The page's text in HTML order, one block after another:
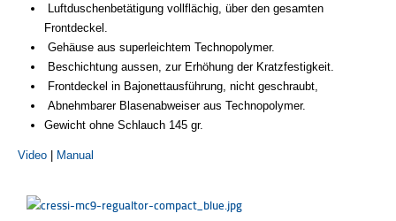
Luftduschenbetätigung vollflächig, über den gesamten
Frontdeckel.
Gehäuse aus superleichtem Technopolymer.
Beschichtung aussen, zur Erhöhung der Kratzfestigkeit.
Frontdeckel in Bajonettausführung, nicht geschraubt,
Abnehmbarer Blasenabweiser aus Technopolymer.
Gewicht ohne Schlauch 145 gr.
Video| Manual